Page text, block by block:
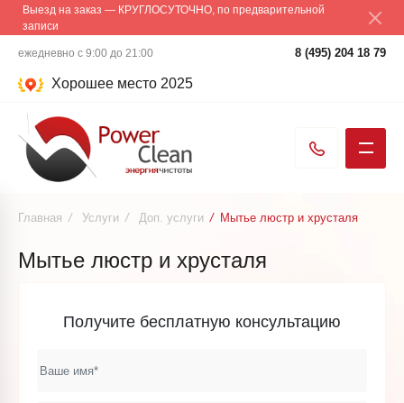
Выезд на заказ — КРУГЛОСУТОЧНО, по предварительной
записи
ежедневно с 9:00 до 21:00 8 (495) 204 18 79
Хорошее место 2025
Главная / Услуги / Доп. услуги / Мытье люстр и хрусталя
Мытье люстр и хрусталя
Получите бесплатную консультацию